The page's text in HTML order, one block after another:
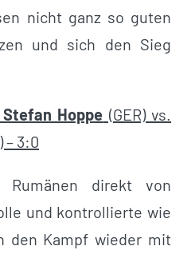
nicht ganz so guten
und sich den Sieg
Stefan Hoppe (GER) vs.
– 3:0
direkt von
und kontrollierte wie
den Kampf wieder mit